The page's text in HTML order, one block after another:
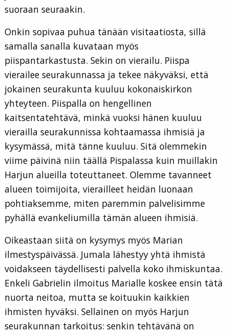
suoraan seuraakin.
Onkin sopivaa puhua tänään visitaatiosta, sillä
samalla sanalla kuvataan myös
piispantarkastusta. Sekin on vierailu. Piispa
vierailee seurakunnassa ja tekee näkyväksi, että
jokainen seurakunta kuuluu kokonaiskirkon
yhteyteen. Piispalla on hengellinen
kaitsentatehtävä, minkä vuoksi hänen kuuluu
vierailla seurakunnissa kohtaamassa ihmisiä ja
kysymässä, mitä tänne kuuluu. Sitä olemmekin
viime päivinä niin täällä Pispalassa kuin muillakin
Harjun alueilla toteuttaneet. Olemme tavanneet
alueen toimijoita, vierailleet heidän luonaan
pohtiaksemme, miten paremmin palvelisimme
pyhällä evankeliumilla tämän alueen ihmisiä.
Oikeastaan siitä on kysymys myös Marian
ilmestyspäivässä. Jumala lähestyy yhtä ihmistä
voidakseen täydellisesti palvella koko ihmiskuntaa.
Enkeli Gabrielin ilmoitus Marialle koskee ensin tätä
nuorta neitoa, mutta se koituukin kaikkien
ihmisten hyväksi. Sellainen on myös Harjun
seurakunnan tarkoitus: senkin tehtävänä on